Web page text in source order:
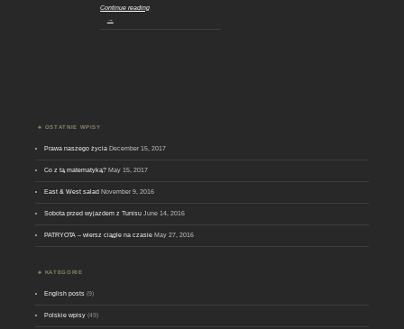
Continue reading
→
OSTATNIE WPISY
Prawa naszego życia December 15, 2017
Co z tą matematyką? May 15, 2017
East & West salad November 9, 2016
Sobota przed wyjazdem z Tunisu June 14, 2016
PATRYOTA – wiersz ciągle na czasie May 27, 2016
KATEGORIE
English posts (9)
Polskie wpisy (49)